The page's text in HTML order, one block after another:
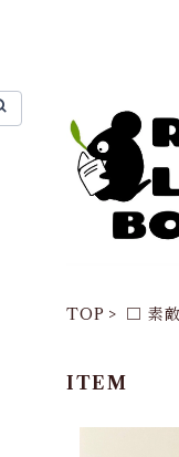
TOP □ 素
ITEM